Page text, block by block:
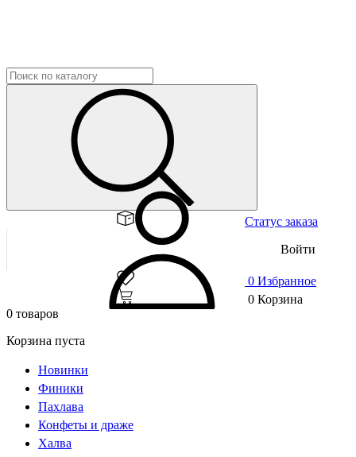
Статус заказа
Войти
0 Избранное
0 Корзина
0 товаров
Корзина пуста
Новинки
Финики
Пахлава
Конфеты и драже
Халва